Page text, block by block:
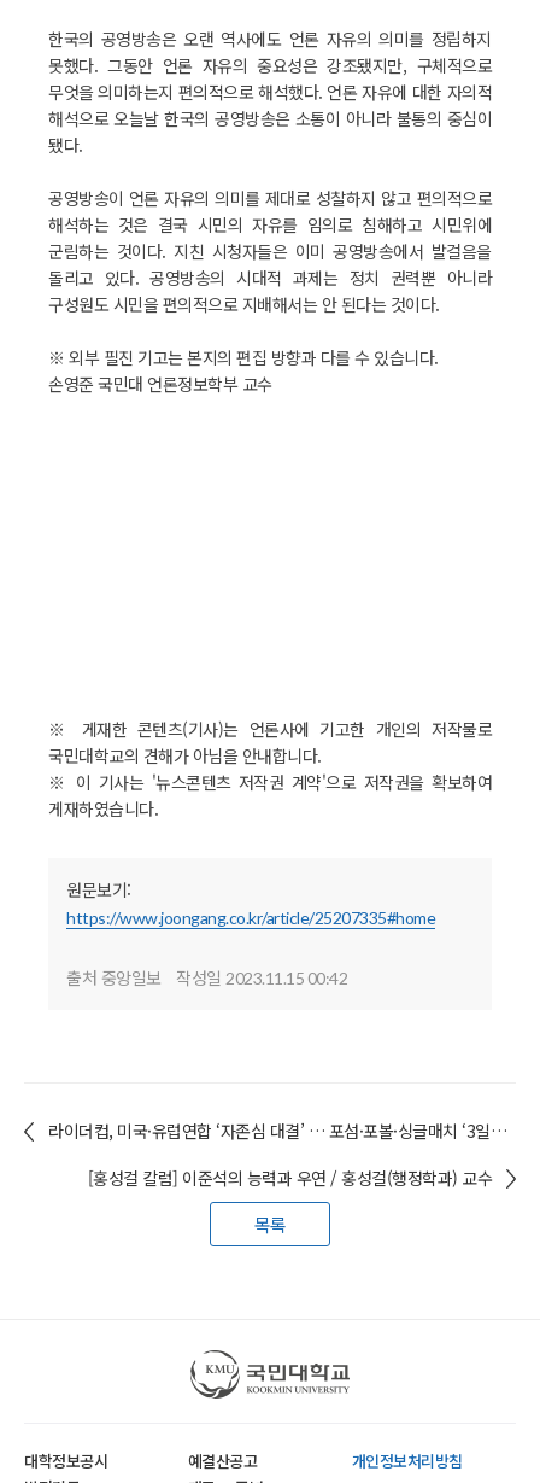
한국의 공영방송은 오랜 역사에도 언론 자유의 의미를 정립하지
못했다. 그동안 언론 자유의 중요성은 강조됐지만, 구체적으로
무엇을 의미하는지 편의적으로 해석했다. 언론 자유에 대한 자의적
해석으로 오늘날 한국의 공영방송은 소통이 아니라 불통의 중심이
됐다.
공영방송이 언론 자유의 의미를 제대로 성찰하지 않고 편의적으로
해석하는 것은 결국 시민의 자유를 임의로 침해하고 시민위에
군림하는 것이다. 지친 시청자들은 이미 공영방송에서 발걸음을
돌리고 있다. 공영방송의 시대적 과제는 정치 권력뿐 아니라
구성원도 시민을 편의적으로 지배해서는 안 된다는 것이다.
※ 외부 필진 기고는 본지의 편집 방향과 다를 수 있습니다.
손영준 국민대 언론정보학부 교수
※ 게재한 콘텐츠(기사)는 언론사에 기고한 개인의 저작물로
국민대학교의 견해가 아님을 안내합니다.
※ 이 기사는 '뉴스콘텐츠 저작권 계약'으로 저작권을 확보하여
게재하였습니다.
원문보기:
https://www.joongang.co.kr/article/25207335#home
출처 중앙일보 작성일 2023.11.15 00:42
라이더컵, 미국·유럽연합 ‘자존심 대결’ … 포섬·포볼·싱글매치 ‘3일간 승부’[최우열의 네버 업-네버 인] / 최우열(스포츠교육학과) 겸임교수
[홍성걸 칼럼] 이준석의 능력과 우연 / 홍성걸(행정학과) 교수
목록
국민대학교
대학정보공시 예결산공고
개인정보처리방침